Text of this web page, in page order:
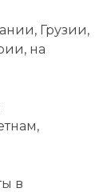
Грузии,
на
в